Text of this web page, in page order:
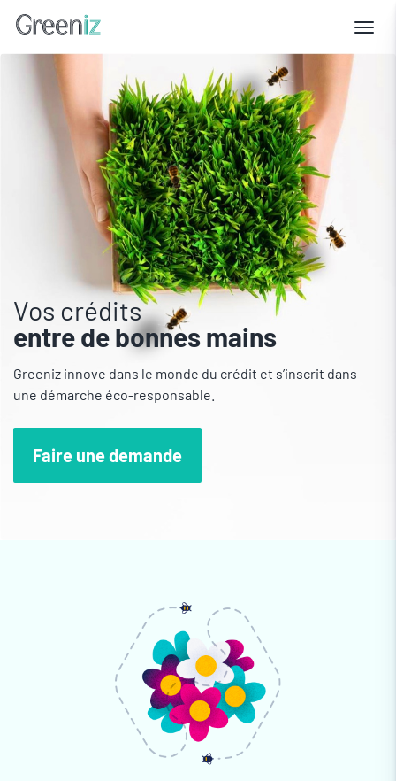
Vos crédits
entre de bonnes mains
Greeniz innove dans le monde du crédit et s’inscrit dans
une démarche éco-responsable.
Faire une demande